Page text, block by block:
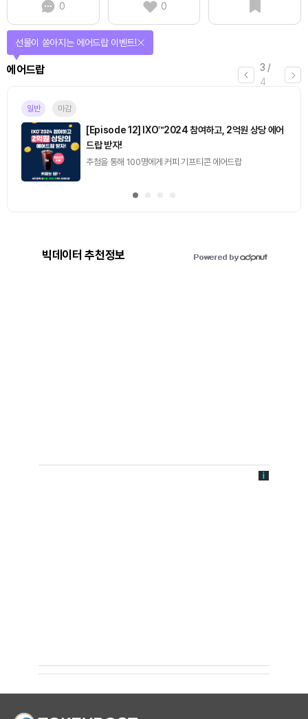
0
0
4 /
4
퀴즈
퀴즈풀고 선물 받자!
마감
[토큰포스트] 기사 퀴즈 658회차
2026.08.07 (금) ~ 2026.08.08 (토)
빅데이터 추천정보